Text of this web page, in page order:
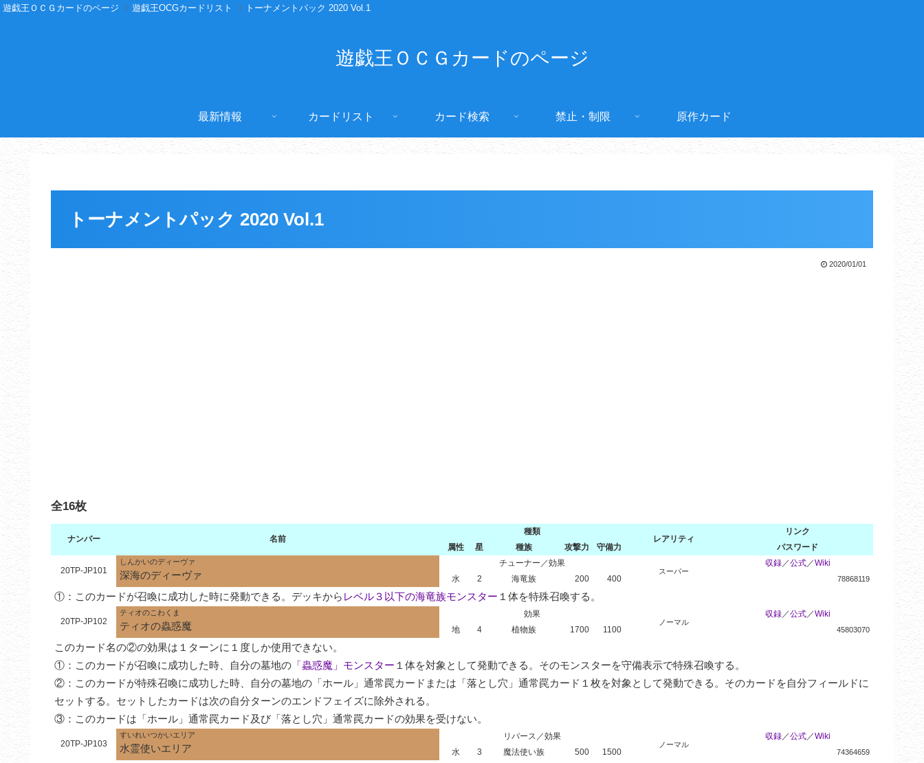
遊戯王ＯＣＧカードのページ 遊戯王OCGカードリスト トーナメントパック 2020 Vol.1
遊戯王ＯＣＧカードのページ
最新情報 カードリスト カード検索 禁止・制限 原作カード
トーナメントパック 2020 Vol.1
2020/01/01
全16枚
ナンバー 名前
種類
レアリティ
リンク
属性
星 種族 攻撃力 守備力 パスワード
20TP-JP101
しんかいのディーヴァ
深海のディーヴァ
チューナー／効果
スーパー
収録／公式／Wiki
水
2 海竜族 200 400 78868119
①：このカードが召喚に成功した時に発動できる。デッキから レベル３以下の海竜族モンスター １体を特殊召喚する。
20TP-JP102
ティオのこわくま
ティオの蟲惑魔
効果
ノーマル
収録／公式／Wiki
地
4 植物族 1700 1100 45803070
このカード名の②の効果は１ターンに１度しか使用できない。
①：このカードが召喚に成功した時、自分の墓地の 「蟲惑魔」モンスター １体を対象として発動できる。そのモンスターを守備表示で特殊召喚する。
②：このカードが特殊召喚に成功した時、自分の墓地の「ホール」通常罠カードまたは「落とし穴」通常罠カード１枚を対象として発動できる。そのカードを自分フィールドに
セットする。セットしたカードは次の自分ターンのエンドフェイズに除外される。
③：このカードは「ホール」通常罠カード及び「落とし穴」通常罠カードの効果を受けない。
20TP-JP103
すいれいつかいエリア
水霊使いエリア
リバース／効果
ノーマル
収録／公式／Wiki
水
3 魔法使い族 500 1500 74364659